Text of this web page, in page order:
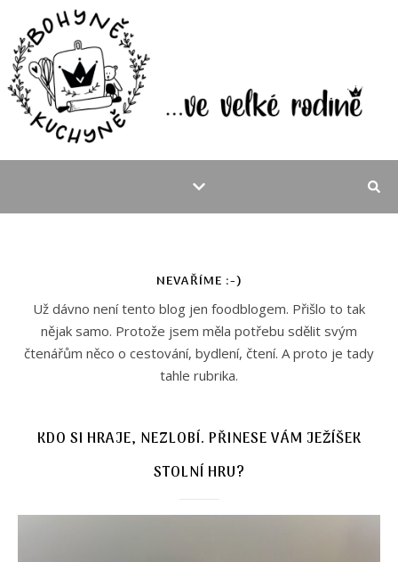
NEVAŘÍME :-)
Už dávno není tento blog jen foodblogem. Přišlo to tak
nějak samo. Protože jsem měla potřebu sdělit svým
čtenářům něco o cestování, bydlení, čtení. A proto je tady
tahle rubrika.
KDO SI HRAJE, NEZLOBÍ. PŘINESE VÁM JEŽÍŠEK
STOLNÍ HRU?